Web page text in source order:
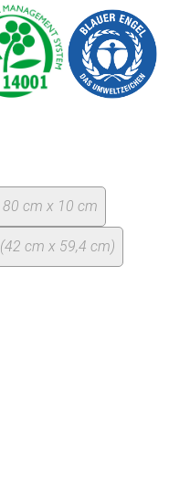
80 cm x 10 cm
cm x 59,4 cm)